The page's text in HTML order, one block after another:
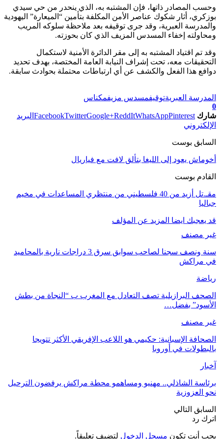
وحسب المصادر ذاتها، فإن المشتبه به، الذي ينحدر من حي سيدي
بوزكري، أثار شكوك عناصر الأمن المكلفة بتأمين “الميعارة” اليهودية
والمدرسة العبرية، وقد جرى توقيفه بعد ملاحظة سلوكه المريب
ومحاولته إخفاء المسدس المزيف الذي كان بحوزته.
وقد تم اقتياد المشتبه به إلى مقر الدائرة الأمنية لاستكمال
التحقيقات معه، تحت إشراف النيابة العامة المختصة، بهدف تحديد
دوافع هذا الفعل والكشف عن أي ارتباطات محتملة بحوادث سابقة.
المدرسة العبريةتوقيفمسدس مزيفمكناس
0
شارك
FacebookTwitterGoogle+ReddItWhatsAppPinterest
البريد
الإلكتروني
السابق بوست
أخوماش يعود إلى الليغا بتألق لافت مع فياريال
القادم بوست
مقـ.تل أزيد من 40 فلسطيني من منتظري المساعدات في مخيم
جباليا
قد يعجبك ايضا المزيد عن المؤلف
غير مصنف
سنة ونصف سجنا لصاحب سوابق سرق 3 دراجات نارية بالمحاميد
في مراكش
رياضة
الصحف البرازيلية تصف التعادل مع المغرب ب “النجاة من بطش
الأسود” بفضل…
غير مصنف
الصحافة الإسبانية: حكيمي هو اللاعب الإفريقي الأكثر تتويجا
بالبطولات في أوروبا
آخبار
برئاسة الشاذلي.. مهنيو ومساهمو محطة مراكش يرفضون الترحيل
نحو العزوزية
السابق التالي
اترك رد
يجب أنت تكون مسجل الدخول لتضيف تعليقاً.